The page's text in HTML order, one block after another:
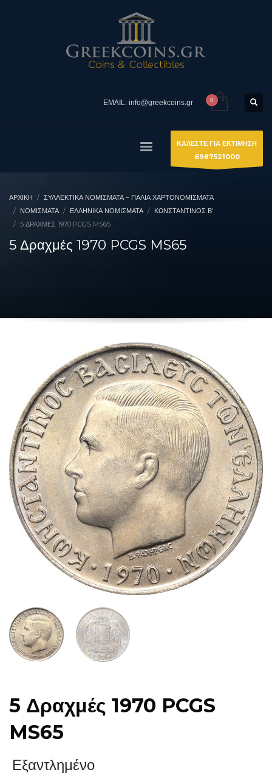
EMAIL: info@greekcoins.gr
ΚΑΛΕΣΤΕ ΓΙΑ ΕΚΤΙΜΗΣΗ
6987521000
ΑΡΧΙΚΉ
ΣΥΛΛΕΚΤΙΚΆ ΝΟΜΊΣΜΑΤΑ – ΠΑΛΙΆ ΧΑΡΤΟΝΟΜΊΣΜΑΤΑ
ΝΟΜΙΣΜΑΤΑ
ΕΛΛΗΝΙΚΆ ΝΟΜΊΣΜΑΤΑ
ΚΩΝΣΤΑΝΤΊΝΟΣ Β'
5 ΔΡΑΧΜΈΣ 1970 PCGS MS65
5 Δραχμές 1970 PCGS MS65
5 Δραχμές 1970 PCGS
MS65
Εξαντλημένο